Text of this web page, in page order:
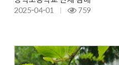
2025-04-01 759